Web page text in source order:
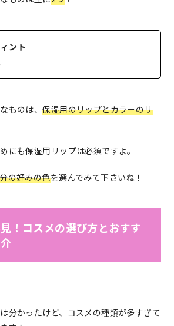
ント
ものは、保湿用のリップとカラーのリ
にも保湿用リップは必須ですよ。
の好みの色を選んでみて下さいね！
！コスメの選び方とおすす
分かったけど、コスメの種類が多すぎて